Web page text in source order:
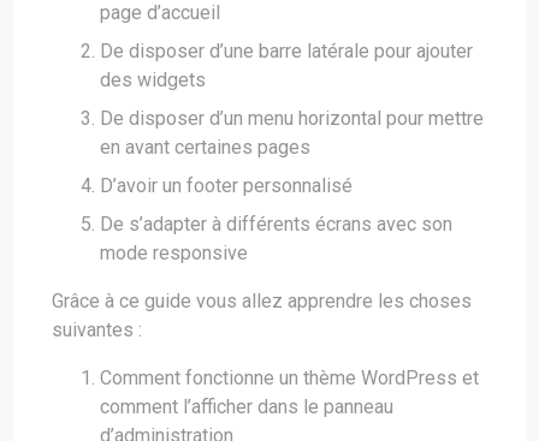
page d’accueil
De disposer d’une barre latérale pour ajouter
des widgets
De disposer d’un menu horizontal pour mettre
en avant certaines pages
D’avoir un footer personnalisé
De s’adapter à différents écrans avec son
mode responsive
Grâce à ce guide vous allez apprendre les choses
suivantes :
Comment fonctionne un thème WordPress et
comment l’afficher dans le panneau
d’administration